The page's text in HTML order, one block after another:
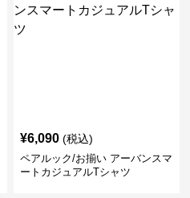
¥6,090 (税込)
ペアルック/お揃い アーバンスマ
ートカジュアルTシャツ